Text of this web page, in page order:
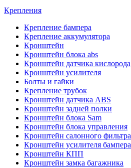
Крепления
Крепление бампера
Крепление аккумулятора
Кронштейн
Кронштейн блока abs
Кронштейн датчика кислорода
Кронштейн усилителя
Болты и гайки
Крепление трубок
Кронштейн датчика ABS
Кронштейн задней полки
Кронштейн блока Sam
Кронштейн блока управления
Кронштейн салонного фильтра
Кронштейн усилителя бампера
Кронштейн КПП
Кронштейн замка багажника